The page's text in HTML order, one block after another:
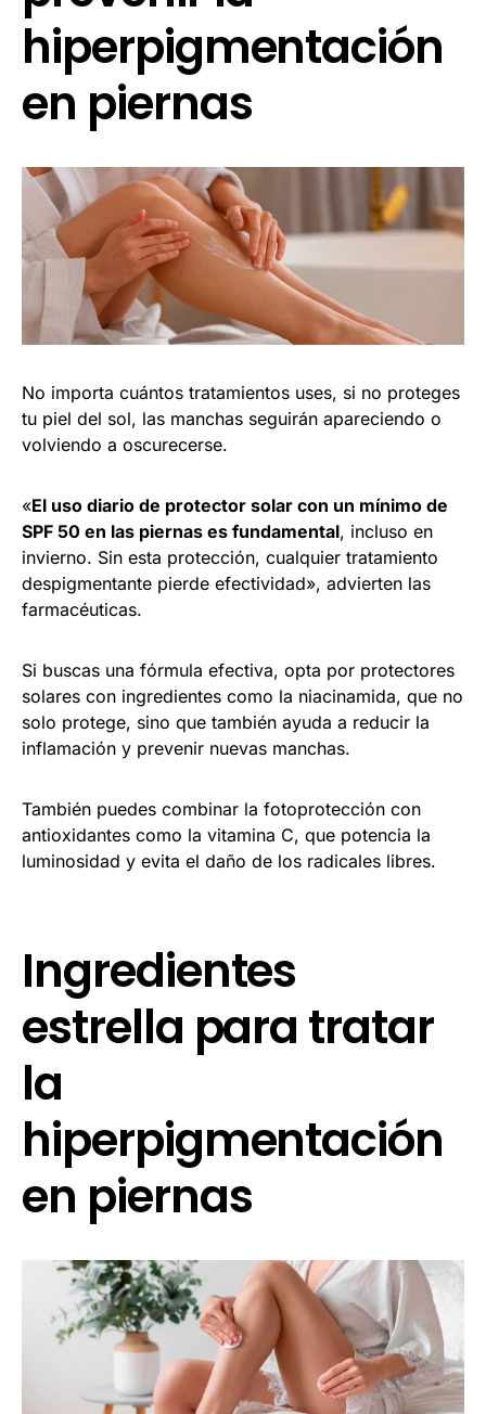
hiperpigmentación
en piernas
No importa cuántos tratamientos uses, si no proteges
tu piel del sol, las manchas seguirán apareciendo o
volviendo a oscurecerse.
«El uso diario de protector solar con un mínimo de
SPF 50 en las piernas es fundamental, incluso en
invierno. Sin esta protección, cualquier tratamiento
despigmentante pierde efectividad», advierten las
farmacéuticas.
Si buscas una fórmula efectiva, opta por protectores
solares con ingredientes como la niacinamida, que no
solo protege, sino que también ayuda a reducir la
inflamación y prevenir nuevas manchas.
También puedes combinar la fotoprotección con
antioxidantes como la vitamina C, que potencia la
luminosidad y evita el daño de los radicales libres.
Ingredientes
estrella para tratar
la
hiperpigmentación
en piernas